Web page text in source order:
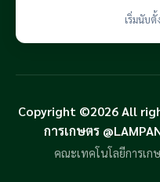
เริ่มนับ
Copyright ©2026 All
การเกษตร
คณะเทคโนโลยีการเก